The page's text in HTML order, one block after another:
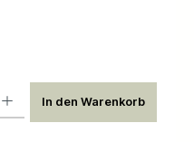
In den Warenkorb